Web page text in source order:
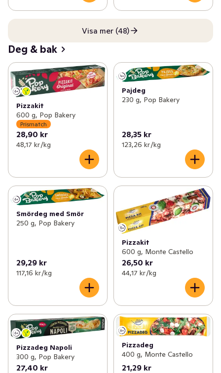
Visa mer (48)
Deg & bak
Pizzakit
600 g, Pop Bakery
Prismatch
28,90 kr
48,17 kr /kg
Pajdeg
230 g, Pop Bakery
28,35 kr
123,26 kr /kg
Smördeg med Smör
250 g, Pop Bakery
29,29 kr
117,16 kr /kg
Pizzakit
600 g, Monte Castello
26,50 kr
44,17 kr /kg
Pizzadeg Napoli
300 g, Pop Bakery
27,40 kr
Pizzadeg
400 g, Monte Castello
21,29 kr